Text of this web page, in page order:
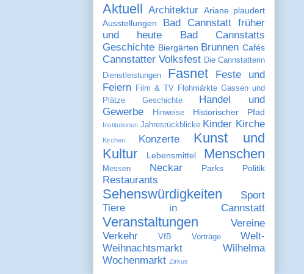
Aktuell Architektur Ariane plaudert
Ausstellungen
Bad Cannstatt früher
und heute
Bad Cannstatts
Geschichte Biergärten Brunnen Cafés
Cannstatter Volksfest Die Cannstatterin
Dienstleistungen
Fasnet
Feste und
Feiern
Film & TV Flohmärkte Gassen und
Plätze
Geschichte
Handel und
Gewerbe
Hinweise Historischer Pfad
Institutionen Jahresrückblicke Kinder Kirche
Kirchen Konzerte
Kunst und
Kultur
Lebensmittel Menschen
Messen Neckar Parks Politik
Restaurants
Sehenswürdigkeiten
Sport
Tiere in Cannstatt
Veranstaltungen
Vereine
Verkehr
VfB Vorträge
Welt-
Weihnachtsmarkt
Wilhelma
Wochenmarkt Zirkus